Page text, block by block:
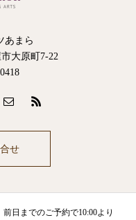
あまら
大原町7-22
せ
日までのご予約で10:00より